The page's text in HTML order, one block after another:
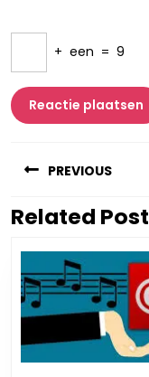
+ een = 9
PREVIOUS
Vorig
Related Post